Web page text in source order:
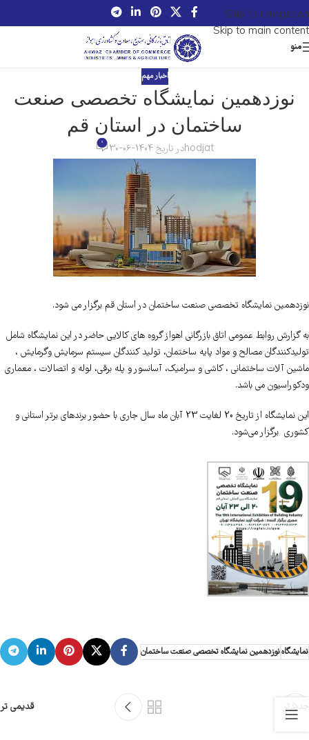
Skip to navigation
Skip to main content
منو
اخبار مهم
نوزدهمین نمایشگاه تخصصی صنعت
ساختمان در استان قم
hodjatدر تاریخ 1404-06-30 0
نوزدهمین نمایشگاه تخصصی صنعت ساختمان در استان قم برگزار می شود.
به گزارش روابط عمومی اتاق بازرگانی اهواز گروه های کالایی حاضر در این نمایشگاه شامل
تولیدکنندگان مصالح و مواد پایه ساختمان، تولید کنندگان سیستم سرمایش وگرمایش ،
ماشین آلات ساختمانی ، کاشی و سرامیک، آسانسور و پله برقی، لوله و اتصالات ، معماری
ودکوراسیون می باشد.
این نمایشگاه از تاریخ 20 لغایت 23 آبان ماه سال جاری با حضور برندهای برتر استانی و
کشوری برگزار می‌شود.
نمایشگاهنوزدهمین نمایشگاه تخصصی صنعت ساختمان
جدیدتر قدیمی تر